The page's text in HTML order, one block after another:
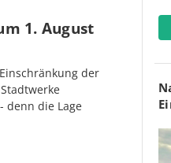
1. August
der
denn die Lage